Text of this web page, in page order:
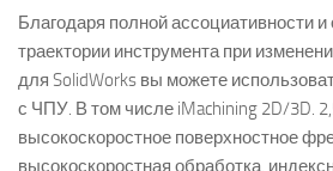
Благодаря полной ассоциативности
траектории инструмента при
для SolidWorks вы можете
с ЧПУ. В том числе iMachining 2D/3D.
высокоскоростное поверхностное
высокоскоростная обработка,